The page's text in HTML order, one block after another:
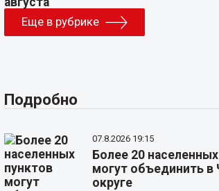
Еще в рубрике
Подробно
07.8.2026 19:15
Более 20
могут объединить в
округе